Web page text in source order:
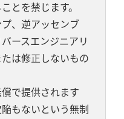
とを禁じます。
、逆アッセンブ
ースエンジニアリ
は修正しないもの
で提供されます
もないという無制